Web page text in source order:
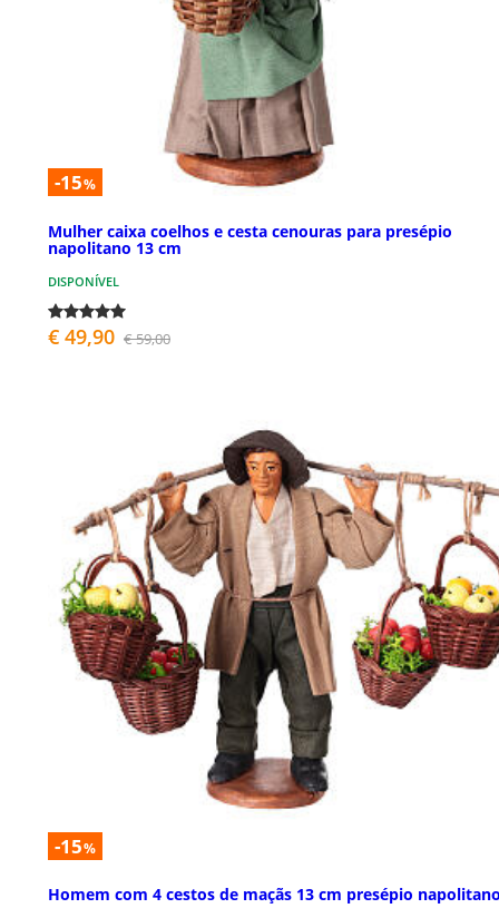
-15%
Mulher caixa coelhos e cesta cenouras para presépio
napolitano 13 cm
DISPONÍVEL
€ 49,90 € 59,00
-15%
Homem com 4 cestos de maçãs 13 cm presépio